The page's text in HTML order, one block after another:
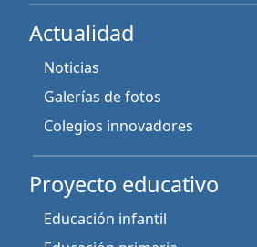
Actualidad
Noticias
Galerías de fotos
Colegios innovadores
Proyecto educativo
Educación infantil